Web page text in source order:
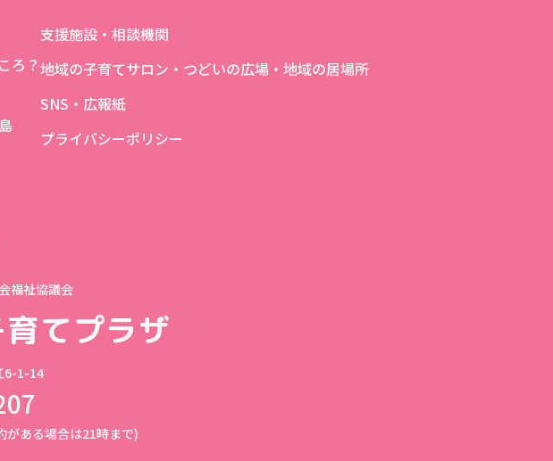
ろ？
支援施設・相談機関
地域の子育てサロン・つどいの広場・地域の居場所
SNS・広報紙
プライバシーポリシー
福祉協議会
てプラザ
6-1-14
ある場合は21時まで)